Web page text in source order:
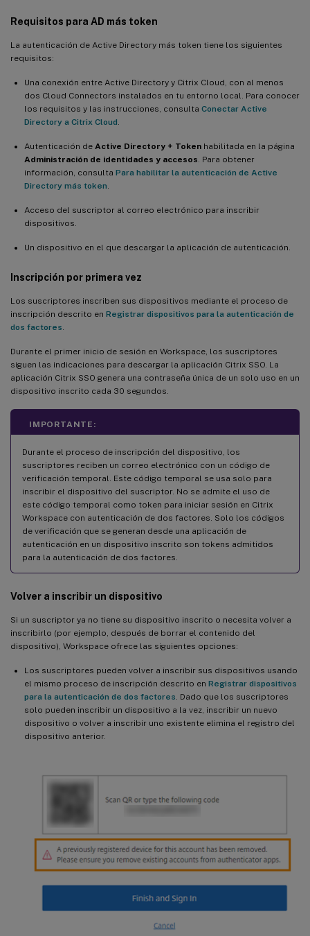
Requisitos para AD más token
La autenticación de Active Directory más token tiene los siguientes
requisitos:
Una conexión entre Active Directory y Citrix Cloud, con al menos
dos Cloud Connectors instalados en tu entorno local. Para conocer
los requisitos y las instrucciones, consulta Conectar Active
Directory a Citrix Cloud
Autenticación de Active Directory + Token habilitada en la página
Administración de identidades y accesos . Para obtener
información, consulta Para habilitar la autenticación de Active
Directory más token
Acceso del suscriptor al correo electrónico para inscribir
dispositivos.
Un dispositivo en el que descargar la aplicación de autenticación.
Inscripción por primera vez
Los suscriptores inscriben sus dispositivos mediante el proceso de
inscripción descrito en Registrar dispositivos para la autenticación de
dos factores
Durante el primer inicio de sesión en Workspace, los suscriptores
siguen las indicaciones para descargar la aplicación Citrix SSO. La
aplicación Citrix SSO genera una contraseña única de un solo uso en un
dispositivo inscrito cada 30 segundos.
IMPORTANTE:
Durante el proceso de inscripción del dispositivo, los
suscriptores reciben un correo electrónico con un código de
verificación temporal. Este código temporal se usa solo para
inscribir el dispositivo del suscriptor. No se admite el uso de
este código temporal como token para iniciar sesión en Citrix
Workspace con autenticación de dos factores. Solo los códigos
de verificación que se generan desde una aplicación de
autenticación en un dispositivo inscrito son tokens admitidos
para la autenticación de dos factores.
Volver a inscribir un dispositivo
Si un suscriptor ya no tiene su dispositivo inscrito o necesita volver a
inscribirlo (por ejemplo, después de borrar el contenido del
dispositivo), Workspace ofrece las siguientes opciones:
Los suscriptores pueden volver a inscribir sus dispositivos usando
el mismo proceso de inscripción descrito en Registrar dispositivos
para la autenticación de dos factores . Dado que los suscriptores
solo pueden inscribir un dispositivo a la vez, inscribir un nuevo
dispositivo o volver a inscribir uno existente elimina el registro del
dispositivo anterior.